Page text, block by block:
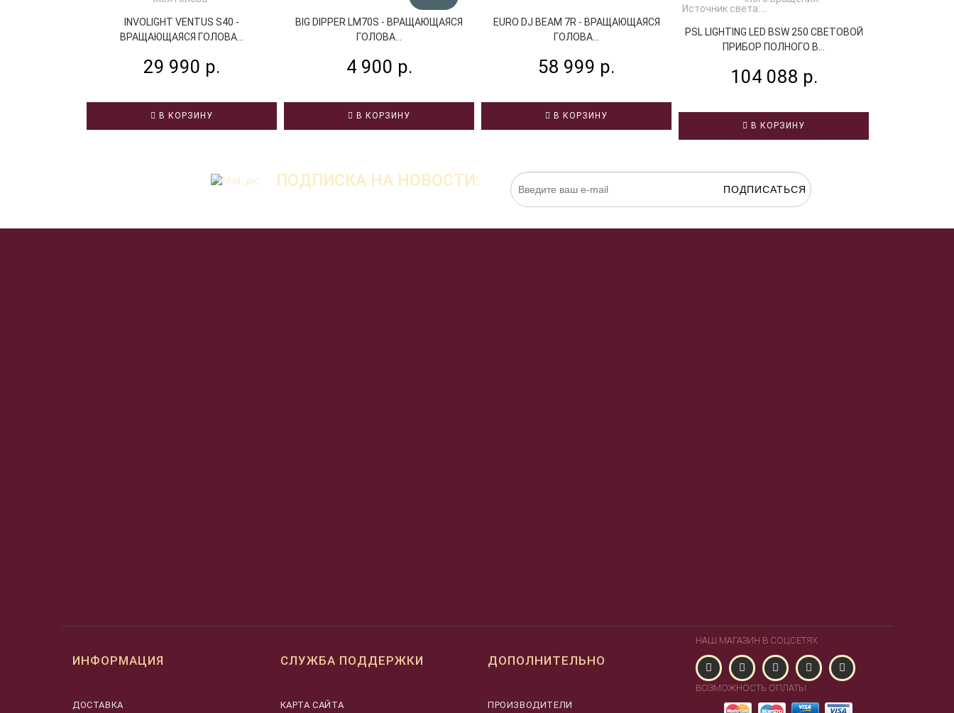
INVOLIGHT VENTUS S40 -
ВРАЩАЮЩАЯСЯ ГОЛОВА...
29 990 р.
В КОРЗИНУ
BIG DIPPER LM70S - ВРАЩАЮЩАЯСЯ
ГОЛОВА...
4 900 р.
В КОРЗИНУ
EURO DJ BEAM 7R - ВРАЩАЮЩАЯСЯ
ГОЛОВА...
58 999 р.
В КОРЗИНУ
PSL LIGHTING LED BSW 250 СВЕТОВОЙ
ПРИБОР ПОЛНОГО В...
104 088 р.
В КОРЗИНУ
ПОДПИСКА НА НОВОСТИ: ПОДПИСАТЬСЯ
ИНФОРМАЦИЯ
ДОСТАВКА
СЛУЖБА ПОДДЕРЖКИ
КАРТА САЙТА
ДОПОЛНИТЕЛЬНО
ПРОИЗВОДИТЕЛИ
НАШ МАГАЗИН В СОЦСЕТЯХ
ВОЗМОЖНОСТЬ ОПЛАТЫ